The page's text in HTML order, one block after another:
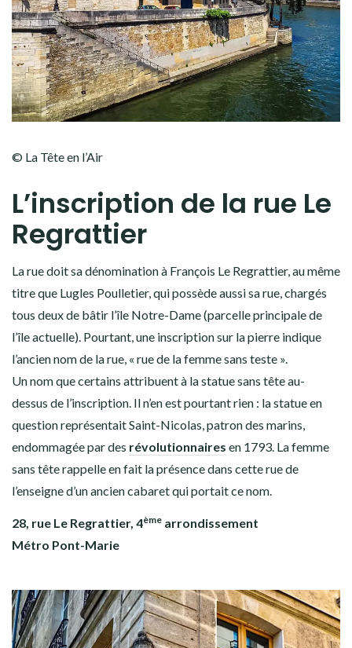
© La Tête en l’Air
L’inscription de la rue Le
Regrattier
La rue doit sa dénomination à François Le Regrattier, au même
titre que Lugles Poulletier, qui possède aussi sa rue, chargés
tous deux de bâtir l’île Notre-Dame (parcelle principale de
l’île actuelle). Pourtant, une inscription sur la pierre indique
l’ancien nom de la rue, « rue de la femme sans teste ».
Un nom que certains attribuent à la statue sans tête au-
dessus de l’inscription. Il n’en est pourtant rien : la statue en
question représentait Saint-Nicolas, patron des marins,
endommagée par des révolutionnaires en 1793. La femme
sans tête rappelle en fait la présence dans cette rue de
l’enseigne d’un ancien cabaret qui portait ce nom.
28, rue Le Regrattier, 4ème arrondissement
Métro Pont-Marie